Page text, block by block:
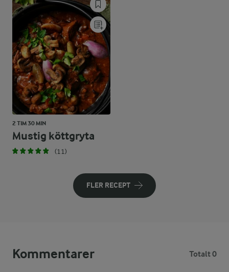
2 TIM 30 MIN
Mustig köttgryta
(11)
FLER RECEPT
Kommentarer Totalt 0